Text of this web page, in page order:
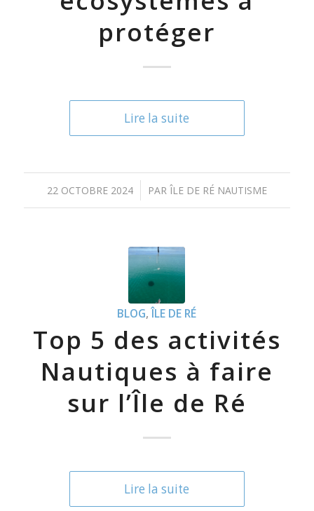
protéger
Lire la suite
22 OCTOBRE 2024
/ PAR ÎLE DE RÉ NAUTISME
BLOG,ÎLE DE RÉ
Top 5 des activités
Nautiques à faire
sur l’Île de Ré
Lire la suite